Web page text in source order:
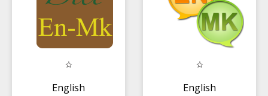
English
English